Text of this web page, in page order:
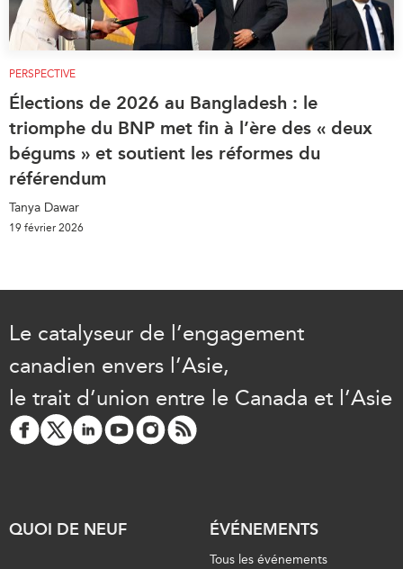
PERSPECTIVE
Élections de 2026 au Bangladesh : le
triomphe du BNP met fin à l’ère des « deux
bégums » et soutient les réformes du
référendum
Tanya Dawar
19 février 2026
Le catalyseur de l’engagement
canadien envers l’Asie,
le trait d’union entre le Canada et l’Asie
QUOI DE NEUF ÉVÉNEMENTS
Tous les événements